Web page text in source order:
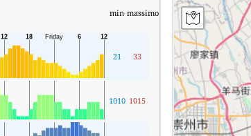
min massimo
21 33
1010 1015